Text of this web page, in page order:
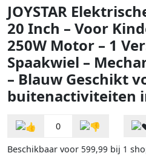
JOYSTAR
20 Inch – Voor
250W Motor – 1
Spaakwiel –
– Blauw Geschikt
buitenactiviteiten
0
Beschikbaar voor 599,99 bij 1